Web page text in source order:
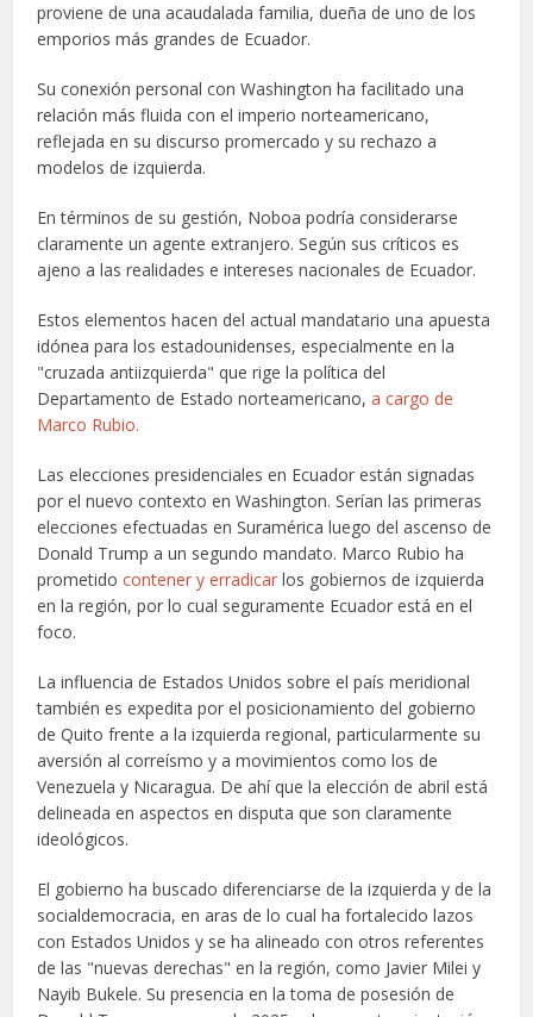
proviene de una acaudalada familia, dueña de uno de los
emporios más grandes de Ecuador.
Su conexión personal con Washington ha facilitado una
relación más fluida con el imperio norteamericano,
reflejada en su discurso promercado y su rechazo a
modelos de izquierda.
En términos de su gestión, Noboa podría considerarse
claramente un agente extranjero. Según sus críticos es
ajeno a las realidades e intereses nacionales de Ecuador.
Estos elementos hacen del actual mandatario una apuesta
idónea para los estadounidenses, especialmente en la
"cruzada antiizquierda" que rige la política del
Departamento de Estado norteamericano,a cargo de
Marco Rubio.
Las elecciones presidenciales en Ecuador están signadas
por el nuevo contexto en Washington. Serían las primeras
elecciones efectuadas en Suramérica luego del ascenso de
Donald Trump a un segundo mandato. Marco Rubio ha
prometidocontener y erradicar los gobiernos de izquierda
en la región, por lo cual seguramente Ecuador está en el
foco.
La influencia de Estados Unidos sobre el país meridional
también es expedita por el posicionamiento del gobierno
de Quito frente a la izquierda regional, particularmente su
aversión al correísmo y a movimientos como los de
Venezuela y Nicaragua. De ahí que la elección de abril está
delineada en aspectos en disputa que son claramente
ideológicos.
El gobierno ha buscado diferenciarse de la izquierda y de la
socialdemocracia, en aras de lo cual ha fortalecido lazos
con Estados Unidos y se ha alineado con otros referentes
de las "nuevas derechas" en la región, como Javier Milei y
Nayib Bukele. Su presencia en la toma de posesión de